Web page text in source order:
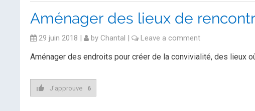
Aménager des lieux de
29 juin 2018 | by Chantal | Leave a comment
Aménager des endroits pour créer de la convivialité, des lieux
J'approuve 6